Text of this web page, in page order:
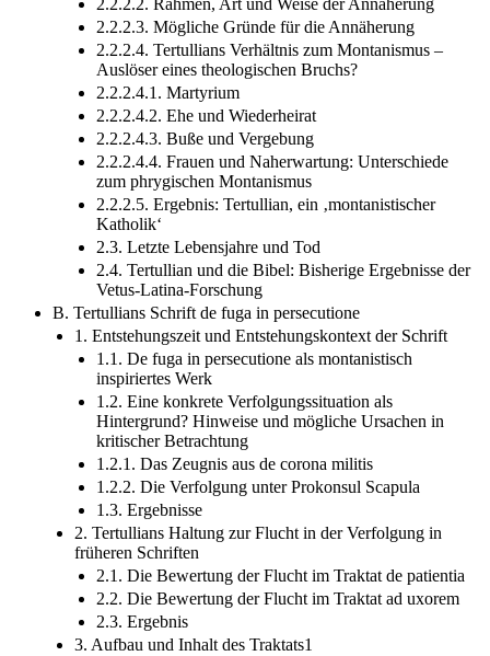
2.2.2.2. Rahmen, Art und Weise der Annäherung
2.2.2.3. Mögliche Gründe für die Annäherung
2.2.2.4. Tertullians Verhältnis zum Montanismus –
Auslöser eines theologischen Bruchs?
2.2.2.4.1. Martyrium
2.2.2.4.2. Ehe und Wiederheirat
2.2.2.4.3. Buße und Vergebung
2.2.2.4.4. Frauen und Naherwartung: Unterschiede
zum phrygischen Montanismus
2.2.2.5. Ergebnis: Tertullian, ein ‚montanistischer
Katholik‘
2.3. Letzte Lebensjahre und Tod
2.4. Tertullian und die Bibel: Bisherige Ergebnisse der
Vetus-Latina-Forschung
B. Tertullians Schrift de fuga in persecutione
1. Entstehungszeit und Entstehungskontext der Schrift
1.1. De fuga in persecutione als montanistisch
inspiriertes Werk
1.2. Eine konkrete Verfolgungssituation als
Hintergrund? Hinweise und mögliche Ursachen in
kritischer Betrachtung
1.2.1. Das Zeugnis aus de corona militis
1.2.2. Die Verfolgung unter Prokonsul Scapula
1.3. Ergebnisse
2. Tertullians Haltung zur Flucht in der Verfolgung in
früheren Schriften
2.1. Die Bewertung der Flucht im Traktat de patientia
2.2. Die Bewertung der Flucht im Traktat ad uxorem
2.3. Ergebnis
3. Aufbau und Inhalt des Traktats1